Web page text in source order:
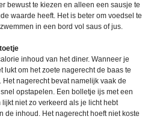
bewust te kiezen en alleen een sausje te
waarde heeft. Het is beter om voedsel te
in een bord vol saus of jus.
inhoud van het diner. Wanneer je
lukt om het zoete nagerecht de baas te
nagerecht bevat namelijk vaak de
opstapelen. Een bolletje ijs met een
niet zo verkeerd als je licht hebt
de inhoud. Het nagerecht hoeft niet koste